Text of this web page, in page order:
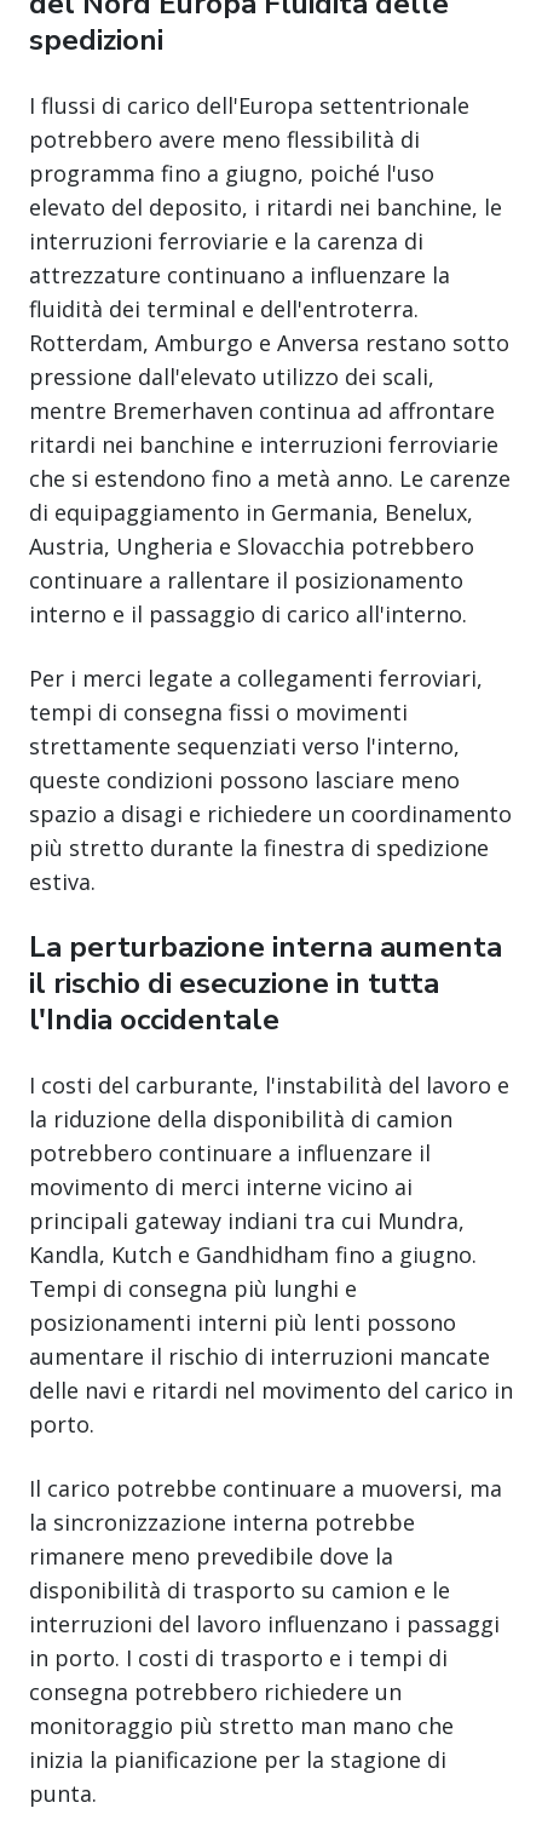
spedizioni
I flussi di carico dell'Europa settentrionale
potrebbero avere meno flessibilità di
programma fino a giugno, poiché l'uso
elevato del deposito, i ritardi nei banchine, le
interruzioni ferroviarie e la carenza di
attrezzature continuano a influenzare la
fluidità dei terminal e dell'entroterra.
Rotterdam, Amburgo e Anversa restano sotto
pressione dall'elevato utilizzo dei scali,
mentre Bremerhaven continua ad affrontare
ritardi nei banchine e interruzioni ferroviarie
che si estendono fino a metà anno. Le carenze
di equipaggiamento in Germania, Benelux,
Austria, Ungheria e Slovacchia potrebbero
continuare a rallentare il posizionamento
interno e il passaggio di carico all'interno.
Per i merci legate a collegamenti ferroviari,
tempi di consegna fissi o movimenti
strettamente sequenziati verso l'interno,
queste condizioni possono lasciare meno
spazio a disagi e richiedere un coordinamento
più stretto durante la finestra di spedizione
estiva.
La perturbazione interna aumenta
il rischio di esecuzione in tutta
l'India occidentale
I costi del carburante, l'instabilità del lavoro e
la riduzione della disponibilità di camion
potrebbero continuare a influenzare il
movimento di merci interne vicino ai
principali gateway indiani tra cui Mundra,
Kandla, Kutch e Gandhidham fino a giugno.
Tempi di consegna più lunghi e
posizionamenti interni più lenti possono
aumentare il rischio di interruzioni mancate
delle navi e ritardi nel movimento del carico in
porto.
Il carico potrebbe continuare a muoversi, ma
la sincronizzazione interna potrebbe
rimanere meno prevedibile dove la
disponibilità di trasporto su camion e le
interruzioni del lavoro influenzano i passaggi
in porto. I costi di trasporto e i tempi di
consegna potrebbero richiedere un
monitoraggio più stretto man mano che
inizia la pianificazione per la stagione di
punta.